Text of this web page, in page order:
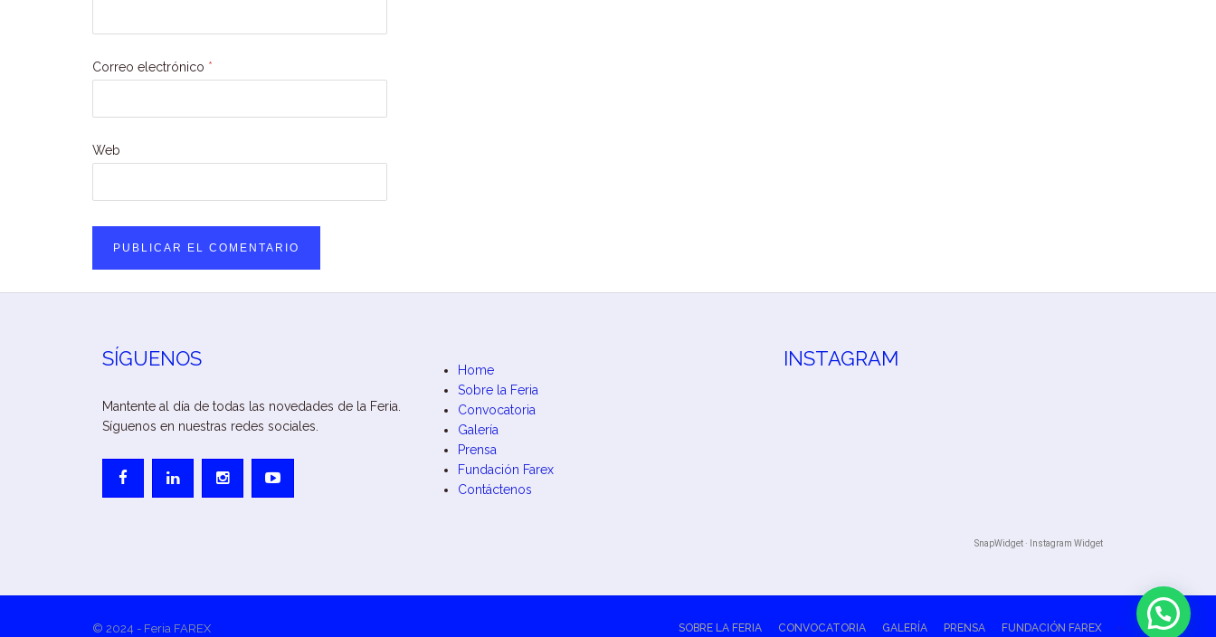
Correo electrónico *
Web
SÍGUENOS
Mantente al día de todas las novedades de la Feria.
Síguenos en nuestras redes sociales.
Home
Sobre la Feria
Convocatoria
Galería
Prensa
Fundación Farex
Contáctenos
INSTAGRAM
SnapWidget · Instagram Widget
© 2024 - Feria FAREX SOBRE LA FERIA CONVOCATORIA GALERÍA PRENSA FUNDACIÓN FAREX